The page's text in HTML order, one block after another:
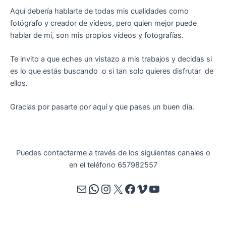
Aquí debería hablarte de todas mis cualidades como
fotógrafo y creador de vídeos, pero quien mejor puede
hablar de mí, son mis propios vídeos y fotografías.
Te invito a que eches un vistazo a mis trabajos y decidas si
es lo que estás buscando o si tan solo quieres disfrutar de
ellos.
Gracias por pasarte por aquí y que pases un buen día.
Puedes contactarme a través de los siguientes canales o
en el teléfono 657982557
Correo electrónico
WhatsApp
Instagram
X Facebook
Vimeo
YouTube